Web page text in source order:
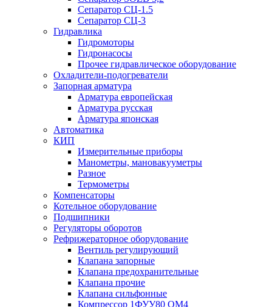
Сепаратор СЦ-1.5
Сепаратор СЦ-3
Гидравлика
Гидромоторы
Гидронасосы
Прочее гидравлическое оборудование
Охладители-подогреватели
Запорная арматура
Арматура европейская
Арматура русская
Арматура японская
Автоматика
КИП
Измерительные приборы
Манометры, мановакууметры
Разное
Термометры
Компенсаторы
Котельное оборудование
Подшипники
Регуляторы оборотов
Рефрижераторное оборудование
Вентиль регулирующий
Клапана запорные
Клапана предохранительные
Клапана прочие
Клапана сильфонные
Компрессор 1ФУУ80 ОМ4